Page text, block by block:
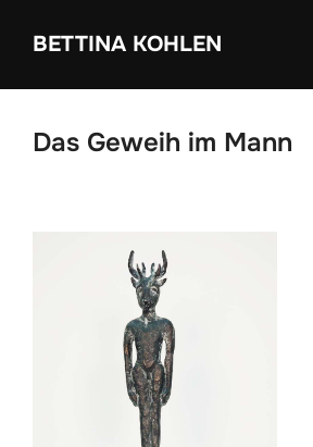
InhaltBETTINA KOHLEN
Das Geweih im Mann